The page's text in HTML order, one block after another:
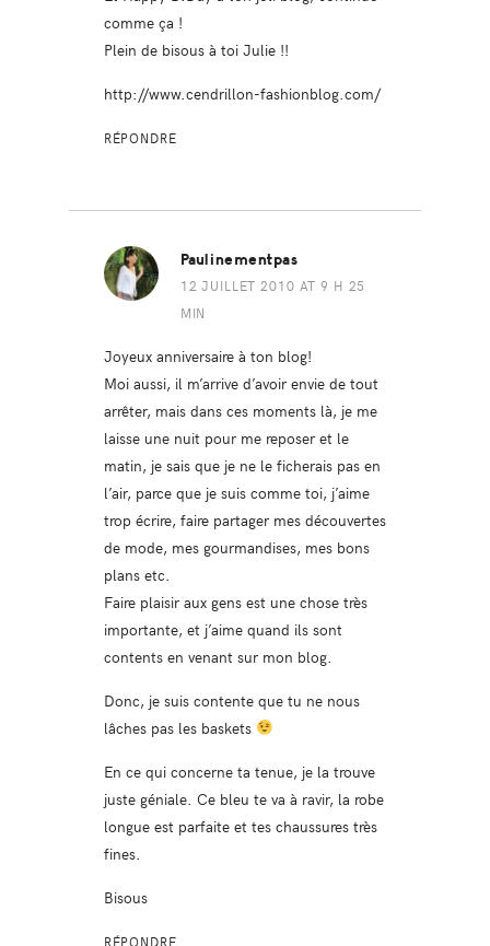
comme ça !
Plein de bisous à toi Julie !!
http://www.cendrillon-fashionblog.com/
RÉPONDRE
Paulinementpas
12 JUILLET 2010 AT 9 H 25
MIN
Joyeux anniversaire à ton blog!
Moi aussi, il m’arrive d’avoir envie de tout
arrêter, mais dans ces moments là, je me
laisse une nuit pour me reposer et le
matin, je sais que je ne le ficherais pas en
l’air, parce que je suis comme toi, j’aime
trop écrire, faire partager mes découvertes
de mode, mes gourmandises, mes bons
plans etc.
Faire plaisir aux gens est une chose très
importante, et j’aime quand ils sont
contents en venant sur mon blog.
Donc, je suis contente que tu ne nous
lâches pas les baskets
En ce qui concerne ta tenue, je la trouve
juste géniale. Ce bleu te va à ravir, la robe
longue est parfaite et tes chaussures très
fines.
Bisous
RÉPONDRE